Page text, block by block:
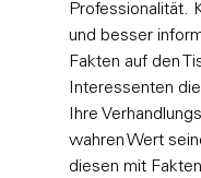
Professionalität.
und besser
Fakten auf den
Interessenten
Ihre
wahren Wert
diesen mit